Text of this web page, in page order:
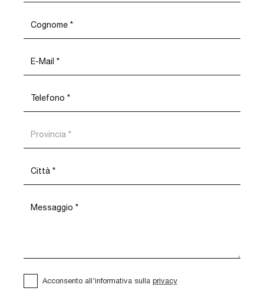
Acconsento all'informativa sulla privacy